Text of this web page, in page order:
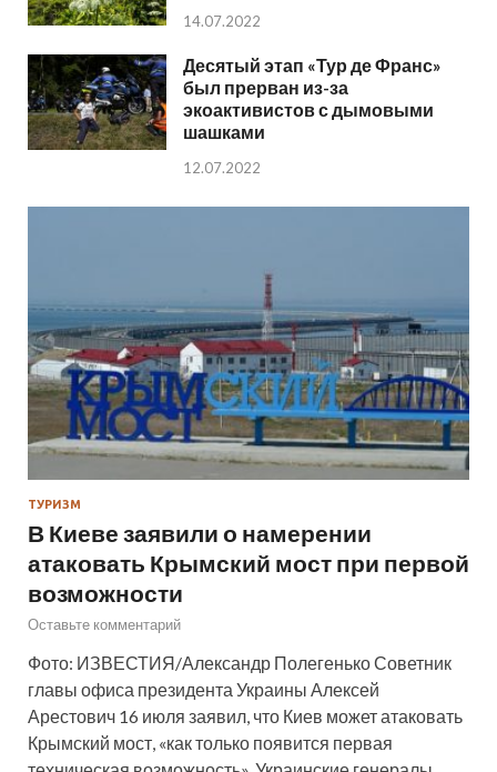
14.07.2022
Десятый этап «Тур де Франс»
был прерван из-за
экоактивистов с дымовыми
шашками
12.07.2022
ТУРИЗМ
В Киеве заявили о намерении
атаковать Крымский мост при первой
возможности
Оставьте комментарий
Фото: ИЗВЕСТИЯ/Александр Полегенько Советник
главы офиса президента Украины Алексей
Арестович 16 июля заявил, что Киев может атаковать
Крымский мост, «как только появится первая